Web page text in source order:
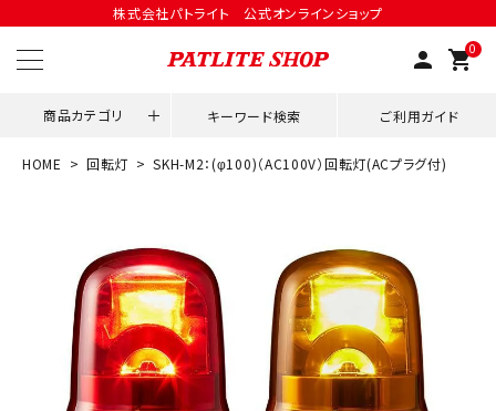
株式会社パトライト 公式オンラインショップ
person 0
shopping_cart
商品カテゴリ キーワード検索 ご利用ガイド
ACCOUNT MENU
ようこそ ゲスト 様
ログイン person 会員登録
用途別改善アイデア
HOME 回転灯 SKH-M2：(φ100)（AC100V）回転灯(ACプラグ付)